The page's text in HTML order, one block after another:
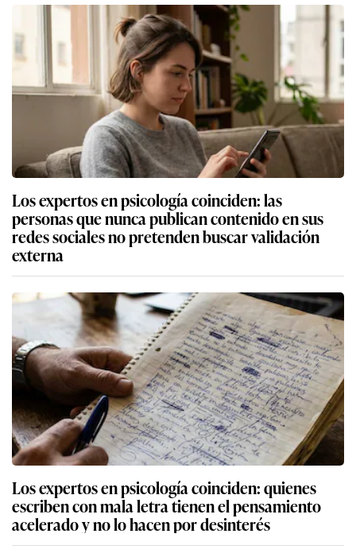
Los expertos en psicología coinciden: las
personas que nunca publican contenido en sus
redes sociales no pretenden buscar validación
externa
Los expertos en psicología coinciden: quienes
escriben con mala letra tienen el pensamiento
acelerado y no lo hacen por desinterés